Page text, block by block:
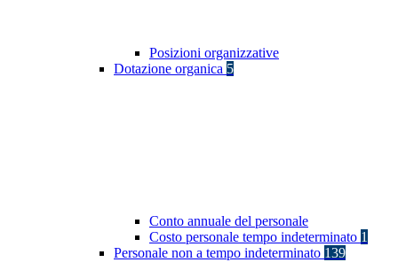
Posizioni organizzative
Dotazione organica 5
Conto annuale del personale
Costo personale tempo indeterminato 1
Personale non a tempo indeterminato 139